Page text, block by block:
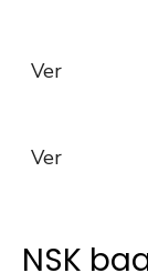
Ver
Ver
NSK